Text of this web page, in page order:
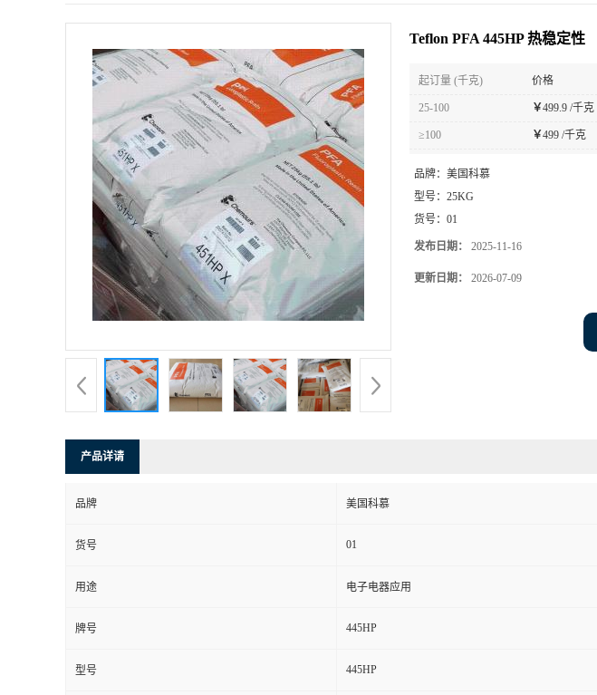
Teflon PFA 445HP 热稳定性
起订量 (千克) 价格
25-100 ￥499.9 /千克
≥100 ￥499 /千克
品牌： 美国科慕
型号： 25KG
货号： 01
发布日期： 2025-11-16
更新日期： 2026-07-09
产品详请
品牌 美国科慕
货号 01
用途 电子电器应用
牌号 445HP
型号 445HP